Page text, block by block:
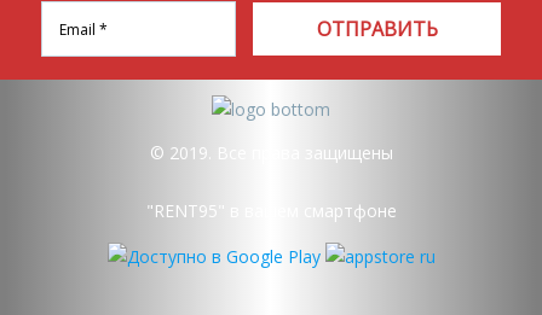
ОТПРАВИТЬ
© 2019. Все права защищены
"RENT95" в вашем смартфоне